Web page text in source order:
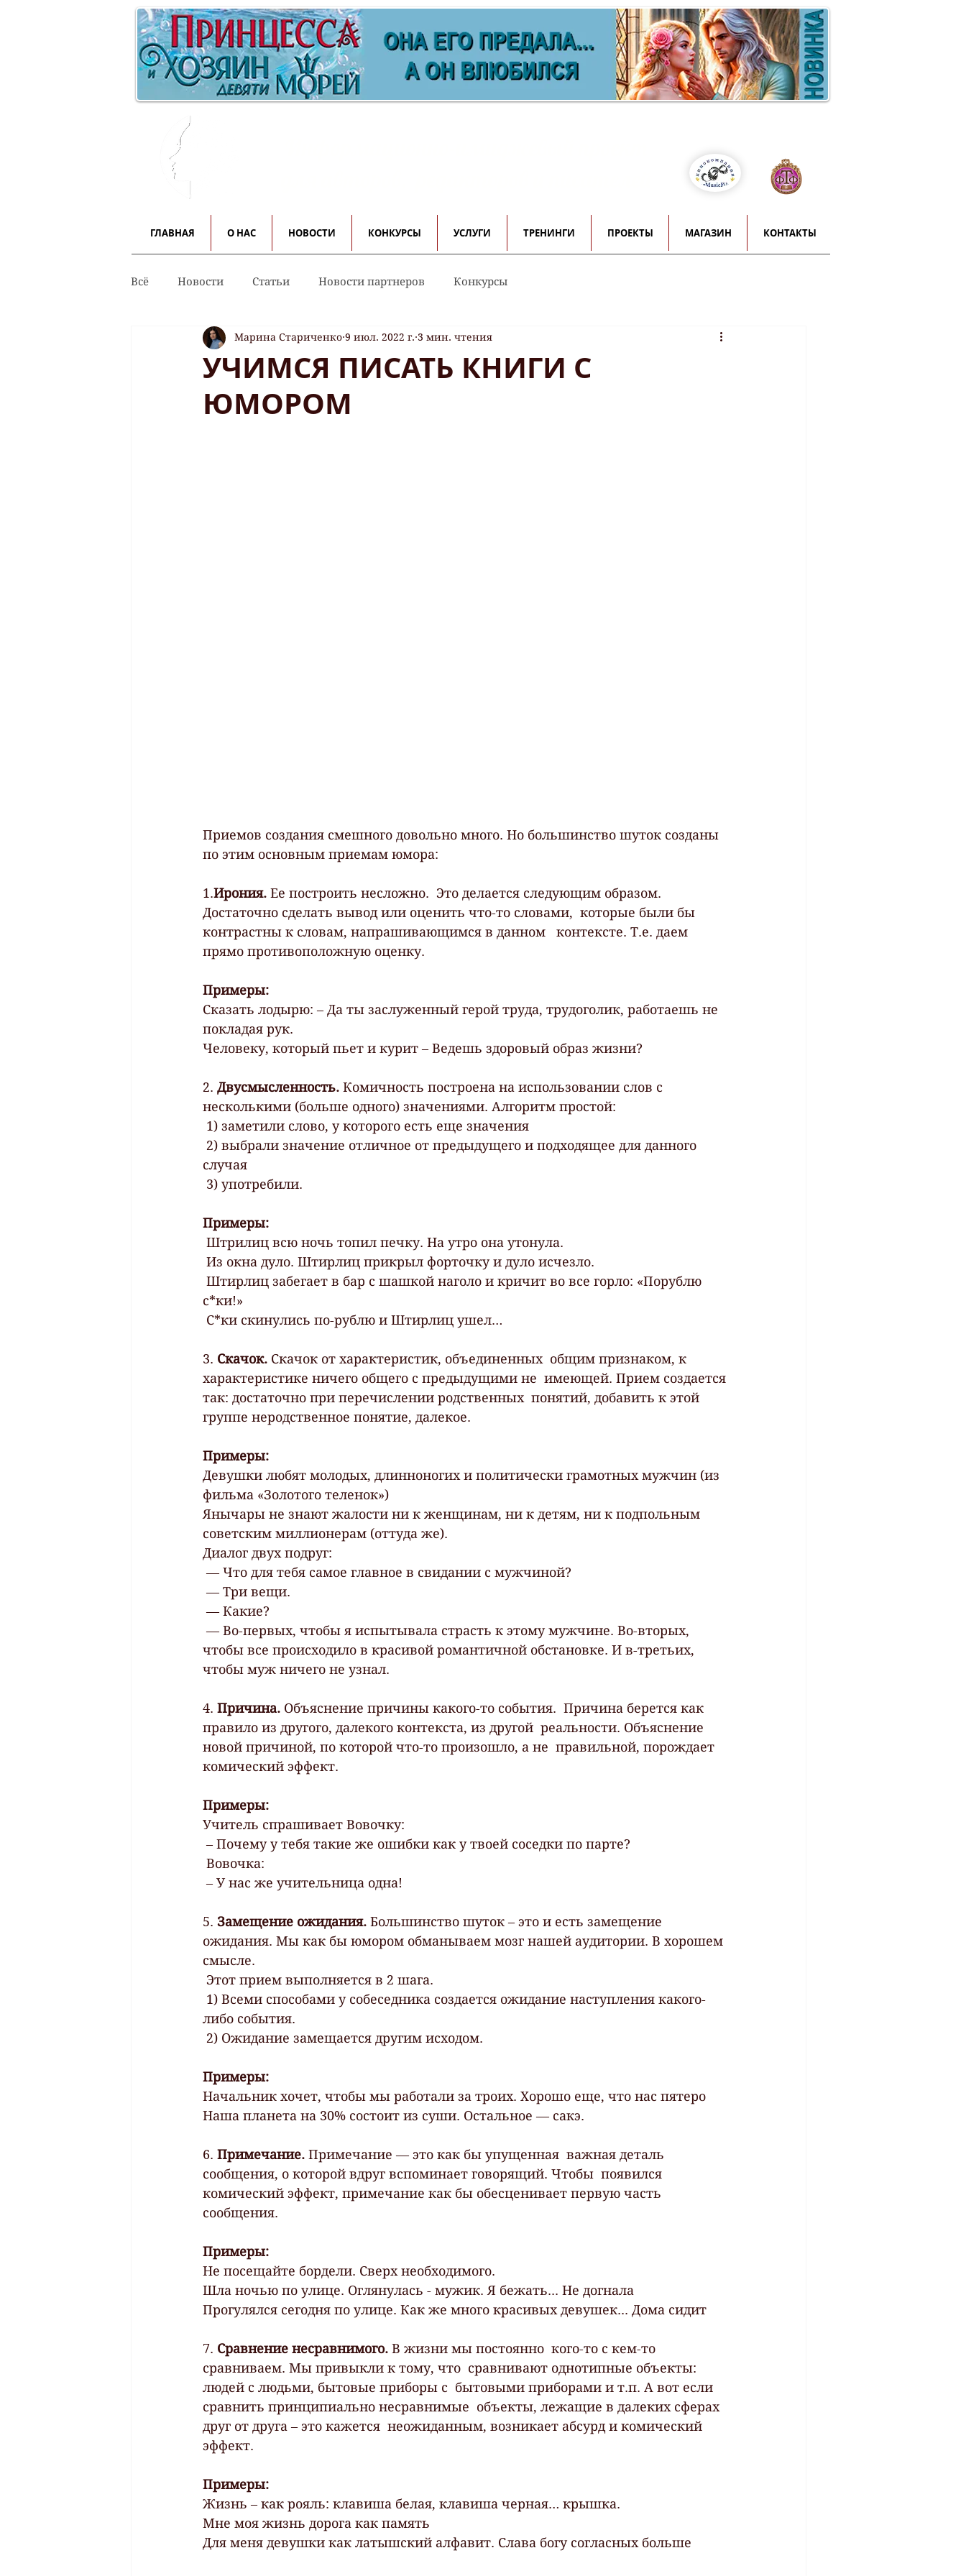
ГЛАВНАЯ О НАС НОВОСТИ КОНКУРСЫ УСЛУГИ ТРЕНИНГИ ПРОЕКТЫ МАГАЗИН КОНТАКТЫ
Всё Новости Статьи Новости партнеров Конкурсы
УЧИМСЯ ПИСАТЬ КНИГИ С
ЮМОРОМ
Марина Стариченко 9 июл. 2022 г. 3 мин. чтения
Приемов создания смешного довольно много. Но большинство шуток созданы
по этим основным приемам юмора:
1.Ирония. Ее построить несложно.  Это делается следующим образом.
Достаточно сделать вывод или оценить что-то словами,  которые были бы
контрастны к словам, напрашивающимся в данном   контексте. Т.е. даем
прямо противоположную оценку.
Примеры:
Сказать лодырю: – Да ты заслуженный герой труда, трудоголик, работаешь не
покладая рук.
Человеку, который пьет и курит – Ведешь здоровый образ жизни?
2. Двусмысленность. Комичность построена на использовании слов с
несколькими (больше одного) значениями. Алгоритм простой:
1) заметили слово, у которого есть еще значения
случая
3) употребили.
Примеры:
Штрилиц всю ночь топил печку. На утро она утонула.
Из окна дуло. Штирлиц прикрыл форточку и дуло исчезло.
с*ки!»
С*ки скинулись по-рублю и Штирлиц ушел…
3. Скачок. Скачок от характеристик, объединенных  общим признаком, к
характеристике ничего общего с предыдущими не  имеющей. Прием создается
так: достаточно при перечислении родственных  понятий, добавить к этой
группе неродственное понятие, далекое.
Примеры:
Девушки любят молодых, длинноногих и политически грамотных мужчин (из
фильма «Золотого теленок»)
Янычары не знают жалости ни к женщинам, ни к детям, ни к подпольным
советским миллионерам (оттуда же).
Диалог двух подруг:
— Что для тебя самое главное в свидании с мужчиной?
— Три вещи.
— Какие?
чтобы все происходило в красивой романтичной обстановке. И в-третьих,
чтобы муж ничего не узнал.
4. Причина. Объяснение причины какого-то события.  Причина берется как
правило из другого, далекого контекста, из другой  реальности. Объяснение
новой причиной, по которой что-то произошло, а не  правильной, порождает
комический эффект.
Примеры:
Учитель спрашивает Вовочку:
– Почему у тебя такие же ошибки как у твоей соседки по парте?
Вовочка:
– У нас же учительница одна!
5. Замещение ожидания. Большинство шуток – это и есть замещение
ожидания. Мы как бы юмором обманываем мозг нашей аудитории. В хорошем
смысле.
Этот прием выполняется в 2 шага.
либо события.
2) Ожидание замещается другим исходом.
Примеры:
Начальник хочет, чтобы мы работали за троих. Хорошо еще, что нас пятеро
Наша планета на 30% состоит из суши. Остальное — сакэ.
6. Примечание. Примечание — это как бы упущенная  важная деталь
сообщения, о которой вдруг вспоминает говорящий. Чтобы  появился
комический эффект, примечание как бы обесценивает первую часть
сообщения.
Примеры:
Не посещайте бордели. Сверх необходимого.
Шла ночью по улице. Оглянулась - мужик. Я бежать... Не догнала
Прогулялся сегодня по улице. Как же много красивых девушек... Дома сидит
7. Сравнение несравнимого. В жизни мы постоянно  кого-то с кем-то
сравниваем. Мы привыкли к тому, что  сравнивают однотипные объекты:
людей с людьми, бытовые приборы с  бытовыми приборами и т.п. А вот если
сравнить принципиально несравнимые  объекты, лежащие в далеких сферах
друг от друга – это кажется  неожиданным, возникает абсурд и комический
эффект.
Примеры:
Жизнь – как рояль: клавиша белая, клавиша черная… крышка.
Мне моя жизнь дорога как память
Для меня девушки как латышский алфавит. Слава богу согласных больше